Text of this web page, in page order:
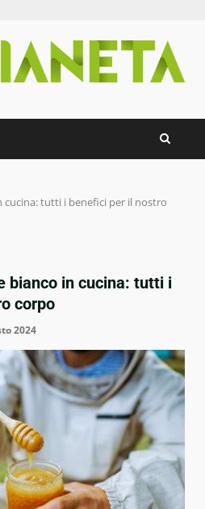
cucina: tutti i benefici per il nostro
bianco in cucina: tutti i
corpo
2024